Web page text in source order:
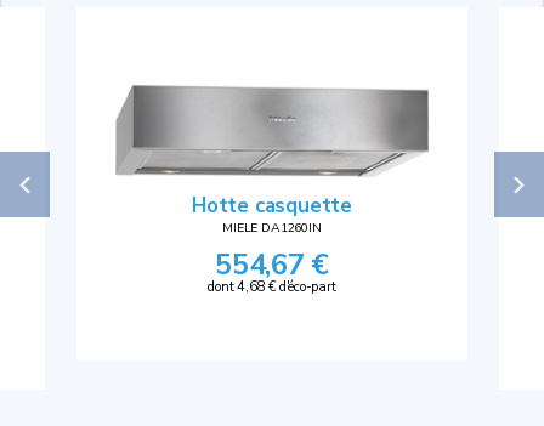
Hotte casquette
MIELE DA1260IN
554,67 €
dont 4,68 € d'éco-part